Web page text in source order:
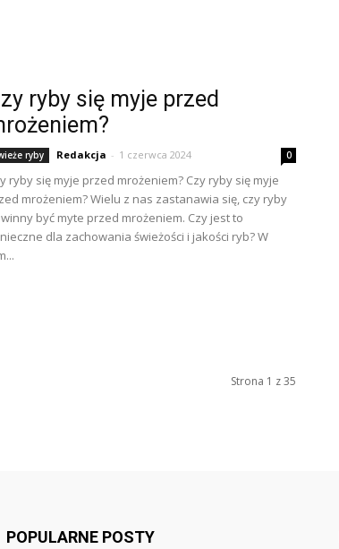
ryby się myje przed
ryby Redakcja - 1 czerwca 2024 0
ryby się myje przed mrożeniem? Czy ryby się myje
mrożeniem? Wielu z nas zastanawia się, czy ryby
być myte przed mrożeniem. Czy jest to
dla zachowania świeżości i jakości ryb? W
Strona 1 z 35
POPULARNE POSTY